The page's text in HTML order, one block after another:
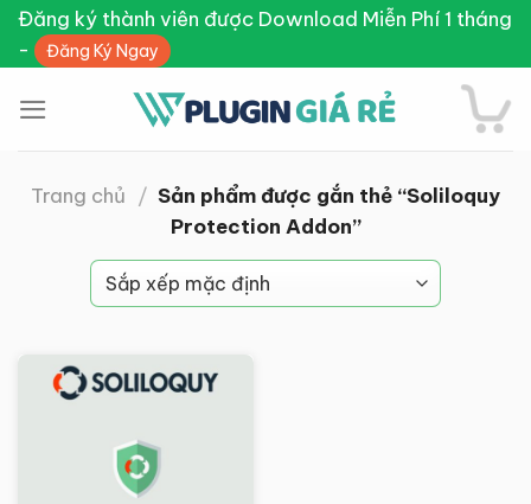
Skip
content
Đăng ký thành viên được Download Miễn Phí 1 tháng
-
Đăng Ký Ngay
Trang chủ / Sản phẩm được gắn thẻ “Soliloquy
Protection Addon”
Giảm giá!